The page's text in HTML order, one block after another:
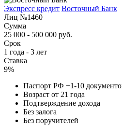
Экспресс кредит Восточный Банк
Лиц №1460
Сумма
25 000 - 500 000 руб.
Срок
1 года - 3 лет
Ставка
9%
Паспорт РФ +1-10
Возраст от 21 года
Подтверждение дохода
Без залога
Без поручителей